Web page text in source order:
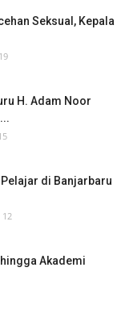
Seksual, Kepala
19
H. Adam Noor
di Banjarbaru
12
Akademi